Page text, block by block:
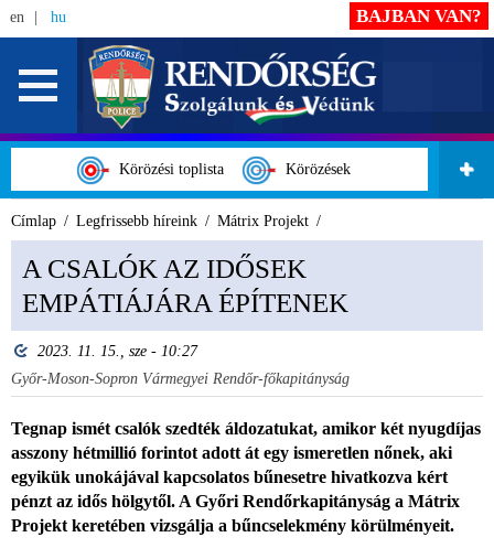
en hu
Körözési toplista Körözések
BAJBAN VAN?
Címlap Legfrissebb híreink Mátrix Projekt
A CSALÓK AZ IDŐSEK
EMPÁTIÁJÁRA ÉPÍTENEK
2023. 11. 15., sze - 10:27
Győr-Moson-Sopron Vármegyei Rendőr-főkapitányság
Tegnap ismét csalók szedték áldozatukat, amikor két nyugdíjas
asszony hétmillió forintot adott át egy ismeretlen nőnek, aki
egyikük unokájával kapcsolatos bűnesetre hivatkozva kért
pénzt az idős hölgytől. A Győri Rendőrkapitányság a Mátrix
Projekt keretében vizsgálja a bűncselekmény körülményeit.